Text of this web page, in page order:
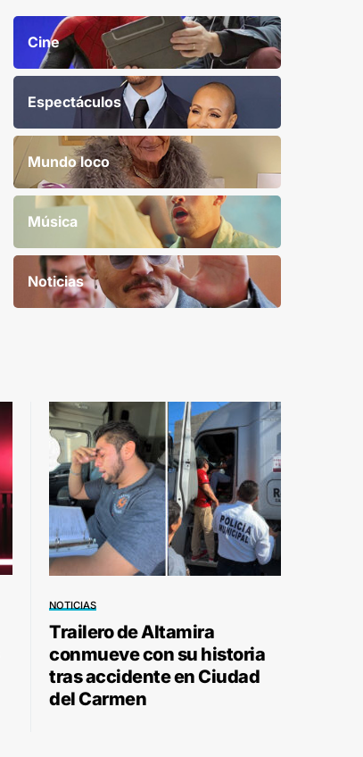
Cine
Espectáculos
Mundo loco
Música
Noticias
NOTICIAS
Trailero de Altamira
conmueve con su historia
tras accidente en Ciudad
del Carmen